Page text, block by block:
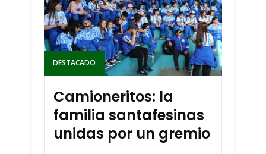
DESTACADO
Camioneritos: la
familia santafesinas
unidas por un gremio